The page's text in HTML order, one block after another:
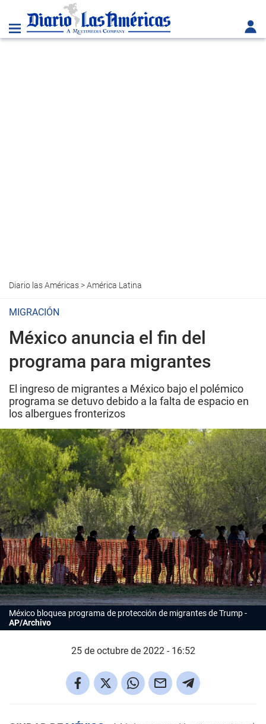
Diario las Américas>América Latina
MIGRACIÓN
México anuncia el fin del
programa para migrantes
El ingreso de migrantes a México bajo el polémico
programa se detuvo debido a la falta de espacio en
los albergues fronterizos
México bloquea programa de protección de migrantes de Trump
AP/Archivo
25 de octubre de 2022 - 16:52